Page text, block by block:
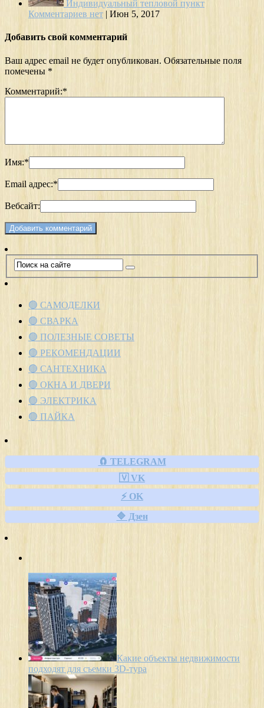
Индивидуальный тепловой пункт
Комментариев нет | Июн 5, 2017
Добавить свой комментарий
Ваш адрес email не будет опубликован. Обязательные поля
помечены *
Комментарий:*
Имя:*
Email адрес:*
Вебсайт:
🟢 САМОДЕЛКИ
🟢 СВАРКА
🟢 ПОЛЕЗНЫЕ СОВЕТЫ
🟢 РЕКОМЕНДАЦИИ
🟢 САНТЕХНИКА
🟢 ОКНА И ДВЕРИ
🟢 ЭЛЕКТРИКА
🟢 ПАЙКА
🧲 TELEGRAM
🇻 VK
⚡ OK
🔷 Дзен
Какие объекты недвижимости
подходят для съемки 3D-тура